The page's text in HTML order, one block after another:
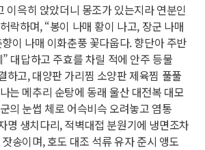
이윽히 앉았더니 몽조가 있는지라 연분인
락하며, “봉이 나매 황이 나고, 장군 나매
이 나매 이화춘풍 꽃다웁다. 향단아 주반
대답하고 주효를 차릴 적에 안주 등물
하고, 대양판 가리찜 소양판 제육찜 풀풀
는 메추리 순탕에 동래 울산 대전복 대모
의 눈썹 체로 어슥비슥 오려놓고 염통
명 생치다리, 적벽대접 분원기에 냉면조차
송이며, 호도 대조 석류 유자 준시 앵도